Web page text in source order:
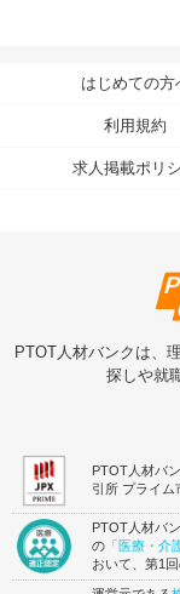
はじめての方
利用規約
求人掲載ポリ
PTOT人材バンクは、
探しや就
PTOT人材バ
引所 プライム
PTOT人材バ
の 「医療・介
おいて、第1